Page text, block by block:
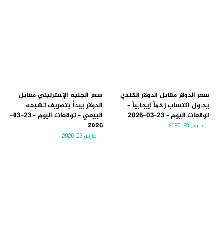
سعر الدولار مقابل الدولار الكندي
يحاول اكتساب زخماً إيجابياً –
توقعات اليوم – 23-03-2026
مارس 23, 2026
سعر الجنيه الإسترليني مقابل
الدولار يبدأ بتصريف تشبعه
البيعي – توقعات اليوم – 23-03-
2026
مارس 23, 2026